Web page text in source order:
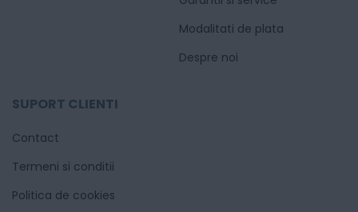
Modalitati de plata
Despre noi
SUPORT CLIENTI
Contact
Termeni si conditii
Politica de cookies